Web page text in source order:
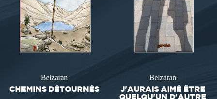
Belzaran
CHEMINS DÉTOURNÉS
Belzaran
J'AURAIS AIMÉ ÊTRE
QUELQU'UN D'AUTRE